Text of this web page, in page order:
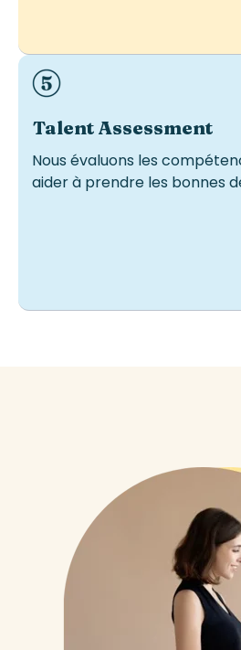
Talent Assessment
Nous évaluons les
aider à prendre les bonnes
Idéal pour le recrutement, le